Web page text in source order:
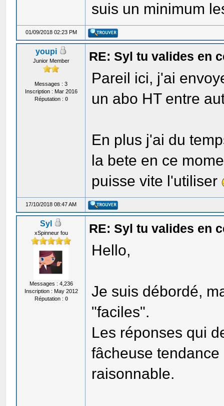
suis un minimum
01/09/2018 02:23 PM
youpi
Junior Member
Messages : 3
Inscription : Mar 2016
Réputation : 0
RE: Syl tu valides en
Pareil ici, j'ai
un abo HT entre
En plus j'ai du
la bete en ce
puisse vite l'utiliser
17/10/2018 08:47 AM
Syl
xSpinneur fou
Messages : 4,236
Inscription : May 2012
Réputation : 0
RE: Syl tu valides en
Hello,
Je suis débordé,
"faciles".
Les réponses qui
fâcheuse
raisonnable.